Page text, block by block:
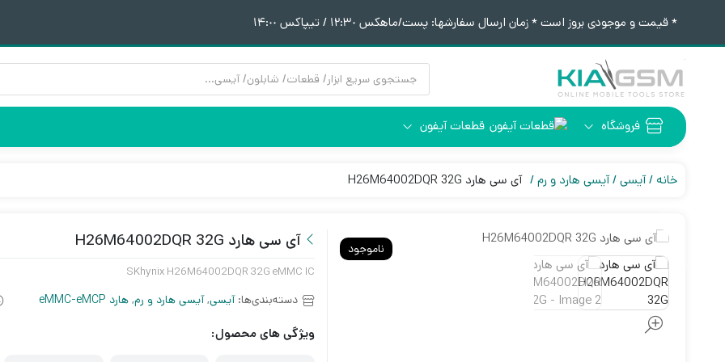
* قیمت و موجودی بروز است * زمان ارسال سفارشها: پست/ماهکس ١٢:٣٠ / تیپاکس ١۴:٠٠
جستجوی
محصولات
فروشگاه
ابزار لحیم کاری
قطعات آیفون
آیفون 6 خانه آیسی آیسی هارد و رم آی سی هارد H26M64002DQR 32G
ناموجود آی سی هارد H26M64002DQR 32G
SKhynix H26M64002DQR 32G eMMC IC
دسته‌بندی‌ها:آیسی,آیسی هارد و رم, هارد eMMC-eMCP
ویژگی های محصول: